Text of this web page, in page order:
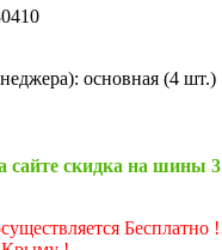
основная (4 шт.)
сайте скидка на шины
Бесплатно